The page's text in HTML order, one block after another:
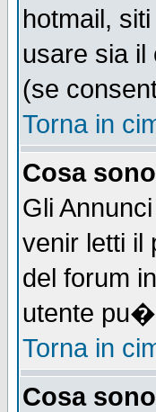
hotmail,
usare sia il
(se
Torna in
Cosa
Gli
venir letti il
del forum
utente
Torna in
Cosa